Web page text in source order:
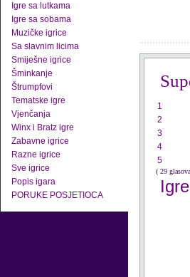
Igre sa lutkama
Igre sa sobama
Muzičke igrice
Sa slavnim licima
Smiješne igrice
Šminkanje
Štrumpfovi
Tematske igre
Vjenčanja
Winx i Bratz igre
Zabavne igrice
Razne igrice
Sve igrice
Popis igara
PORUKE POSJETIOCA
1
2
3
4
5
( 29